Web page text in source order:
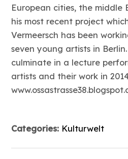
European cities, the middle
his most recent project
Vermeersch has been
seven young artists in
culminate in a lecture
artists and their work in
Categories: Kulturwelt